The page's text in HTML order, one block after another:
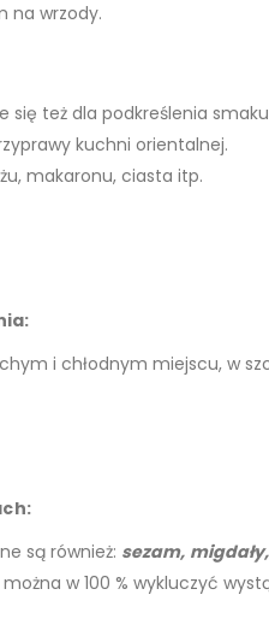
na wrzody.
się też dla podkreślenia
kuchni orientalnej.
makaronu, ciasta itp.
i chłodnym miejscu, w
są również: sezam, migdały,
w 100 % wykluczyć